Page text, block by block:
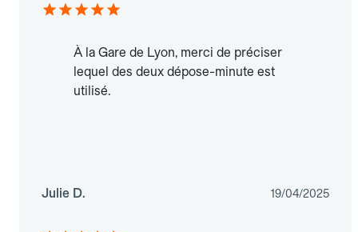
À la Gare de Lyon, merci de préciser
lequel des deux dépose-minute est
utilisé.
Julie D. 19/04/2025